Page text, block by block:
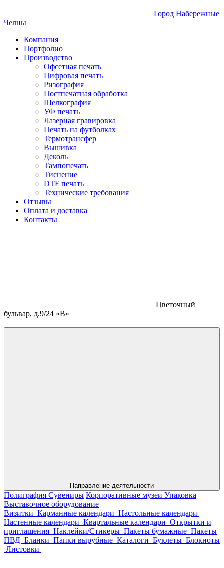
Город Набережные
Челны
Компания
Портфолио
Производство
Офсетная печать
Цифровая печать
Ризография
Постпечатная обработка
Шелкография
УФ печать
Лазерная гравировка
Печать на футболках
Термотрансфер
Вышивка
Деколь
Тампопечать
Тиснение
DTF печать
Технические требования
Отзывы
Оплата и доставка
Контакты
Цветочный
бульвар, д.9/24 «В»
Направление деятельности
Полиграфия Сувениры Корпоративные музеи Упаковка
Выставочное оборудование
Визитки Карманные календари Настольные календари
Настенные календари Квартальные календари Открытки и
приглашения Наклейки/Стикеры Пакеты бумажные Пакеты
ПВД Бланки Папки вырубные Каталоги Буклеты Блокноты
Листовки